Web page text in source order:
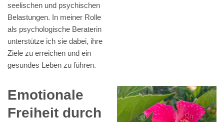
seelischen und psychischen
Belastungen. In meiner Rolle
als psychologische Beraterin
unterstütze ich sie dabei, ihre
Ziele zu erreichen und ein
gesundes Leben zu führen.
Emotionale
Freiheit durch